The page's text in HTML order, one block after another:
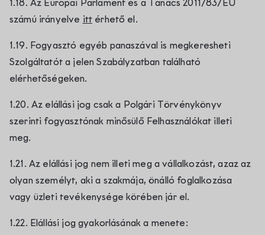
1.18. Az Európai Parlament és a Tanács 2011/83/EU
számú irányelve itt érhető el.
1.19. Fogyasztó egyéb panaszával is megkeresheti
Szolgáltatót a jelen Szabályzatban található
elérhetőségeken.
1.20. Az elállási jog csak a Polgári Törvénykönyv
szerinti fogyasztónak minősülő Felhasználókat illeti
meg.
1.21. Az elállási jog nem illeti meg a vállalkozást, azaz az
olyan személyt, aki a szakmája, önálló foglalkozása
vagy üzleti tevékenysége körében jár el.
1.22. Elállási jog gyakorlásának a menete: